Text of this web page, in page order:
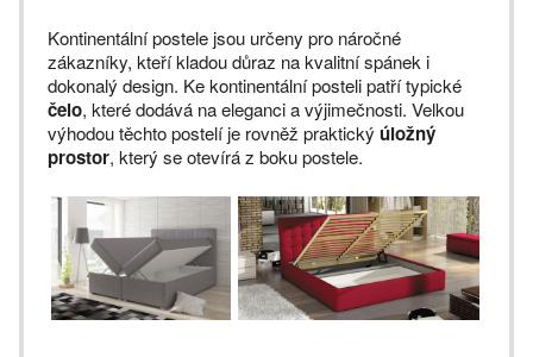
Kontinentální postele jsou určeny pro náročné
zákazníky, kteří kladou důraz na kvalitní spánek i
dokonalý design. Ke kontinentální posteli patří typické
čelo, které dodává na eleganci a výjimečnosti. Velkou
výhodou těchto postelí je rovněž praktický úložný
prostor, který se otevírá z boku postele.